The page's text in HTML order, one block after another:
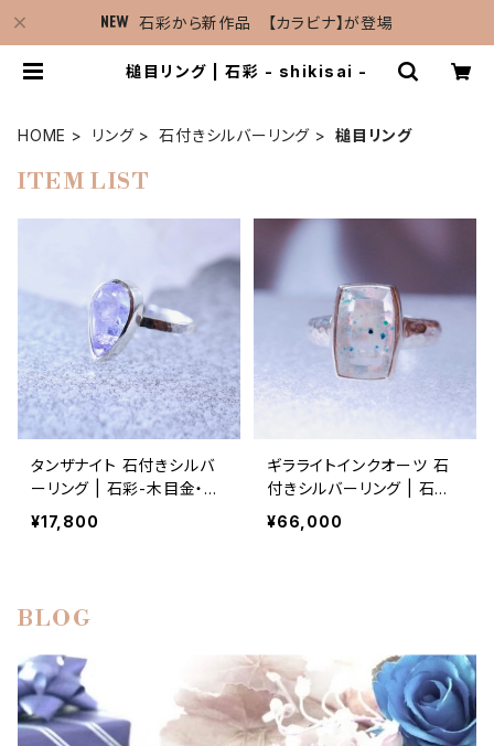
石彩から新作品 【カラビナ】が登場
槌目リング | 石彩 - shikisai -
HOME リング 石付きシルバーリング 槌目リング
ITEM LIST
タンザナイト 石付きシルバ
ーリング | 石彩-木目金・高
級シルバーリング
¥17,800
ギラライトインクオーツ 石
付きシルバーリング | 石彩-
木目金・高級シルバーリング
¥66,000
BLOG